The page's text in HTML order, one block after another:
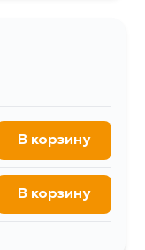
В корзину
В корзину